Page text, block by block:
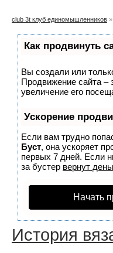
club 3t клуб единомышленников
Как продвинуть
Вы создали или
Продвижение сайта –
увеличение его
Ускорение
Если вам трудно
Буст, она ускоряет
первых 7 дней. Если
за бустер вернут
Начать
История